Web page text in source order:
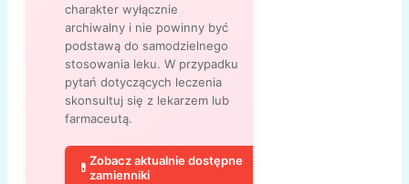
charakter wyłącznie
archiwalny i nie powinny być
podstawą do samodzielnego
stosowania leku. W przypadku
pytań dotyczących leczenia
skonsultuj się z lekarzem lub
farmaceutą.
💊 Zobacz aktualnie dostępne
zamienniki